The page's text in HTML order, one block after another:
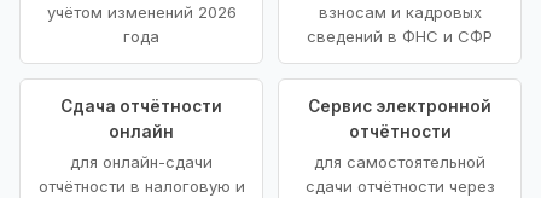
учётом изменений 2026
года
взносам и кадровых
сведений в ФНС и СФР
Сдача отчётности
онлайн
для онлайн-сдачи
отчётности в налоговую и
Сервис электронной
отчётности
для самостоятельной
сдачи отчётности через